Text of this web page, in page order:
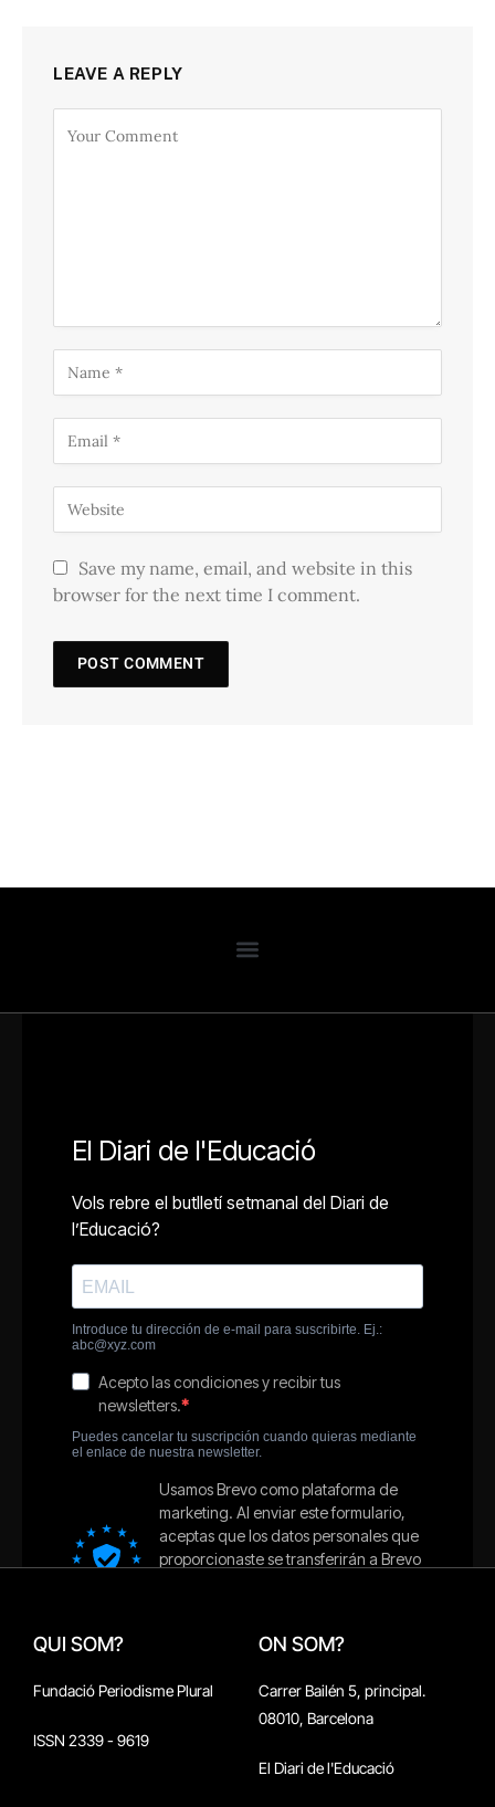
LEAVE A REPLY
Save my name, email, and website in this
browser for the next time I comment.
QUI SOM?
Fundació Periodisme Plural
ISSN 2339 - 9619
ON SOM?
Carrer Bailén 5, principal.
08010, Barcelona
El Diari de l'Educació